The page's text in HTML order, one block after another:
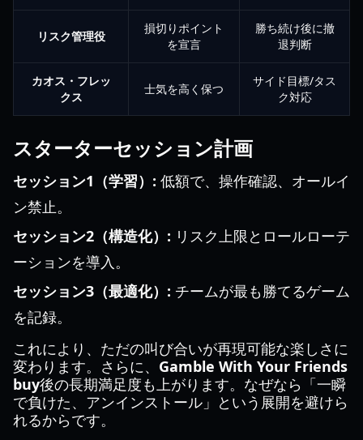
リスク管理役
損切りポイント
を宣言
勝ち続け後に撤
退判断
カオス・フレッ
クス
士気を高く保つ
サイド目標/タス
ク対応
スターターセッション計画
セッション1（学習）: 低額で、操作確認、オールイ
ン禁止。
セッション2（構造化）: リスク上限とロールローテ
ーションを導入。
セッション3（最適化）: チームが最も勝てるゲーム
を記録。
これにより、ただの叫び合いが再現可能な楽しさに
変わります。さらに、 Gamble With Your Friends
buy後の長期満足度も上がります。なぜなら「一瞬
で負けた、アンインストール」という展開を避けら
れるからです。